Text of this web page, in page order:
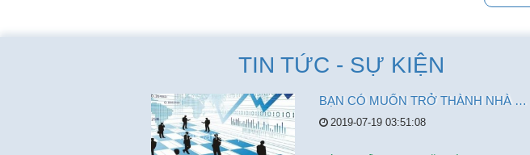
TIN TỨC - SỰ KIỆN
BẠN CÓ MUỐN TRỞ THÀNH NHÀ ĐẦU TƯ?
2019-07-19 03:51:08